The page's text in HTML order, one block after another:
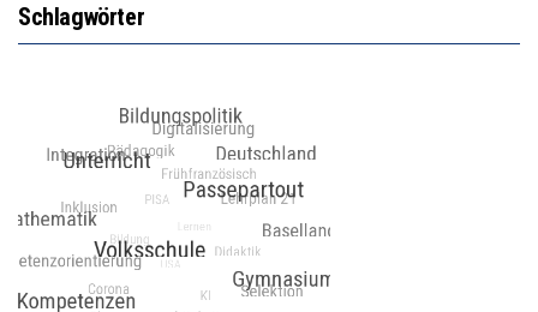
Schlagwörter